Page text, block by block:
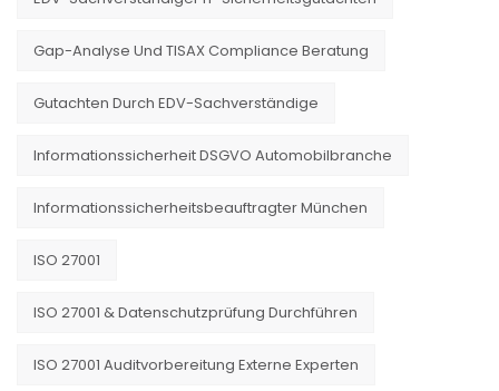
Gap-Analyse Und TISAX Compliance Beratung
Gutachten Durch EDV-Sachverständige
Informationssicherheit DSGVO Automobilbranche
Informationssicherheitsbeauftragter München
ISO 27001
ISO 27001 & Datenschutzprüfung Durchführen
ISO 27001 Auditvorbereitung Externe Experten